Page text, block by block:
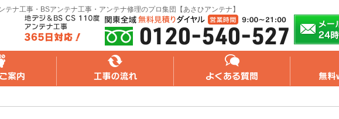
ナ工事・BSアンテナ工事・アンテナ修理のプロ集団【あさひアンテナ】
よくある質問 無料web見積り